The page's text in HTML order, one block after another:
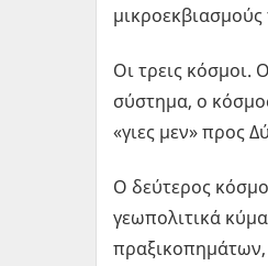
Οι τρεις κόσμοι.
σύστημα, ο
«γιες μεν» προς
Ο δεύτερος
γεωπολιτικά